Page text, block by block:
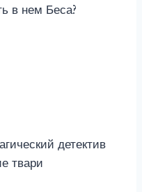
в нем Беса?
детектив
твари